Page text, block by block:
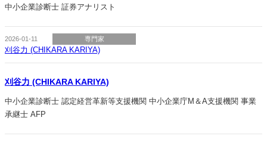
中小企業診断士 証券アナリスト
2026-01-11 専門家
刈谷力 (CHIKARA KARIYA)
刈谷力 (CHIKARA KARIYA)
中小企業診断士 認定経営革新等支援機関 中小企業庁M＆A支援機関 事業
承継士 AFP